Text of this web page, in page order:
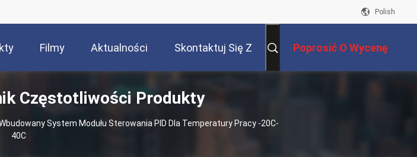
Polish
Filmy Aktualności Skontaktuj Się Z Poprosić O Wycenę
Częstotliwości Produkty
System Modułu Sterowania PID Dla Temperatury Pracy -20C-
40C